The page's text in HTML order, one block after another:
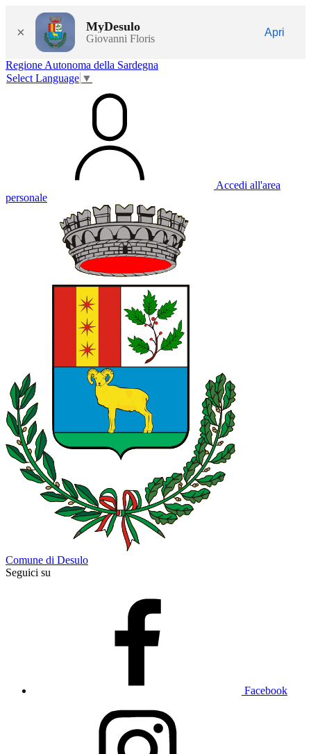
× MyDesulo
Giovanni Floris
Apri
Regione Autonoma della Sardegna
Select Language ▼
Accedi all'area
personale
Comune di Desulo
Seguici su
Facebook